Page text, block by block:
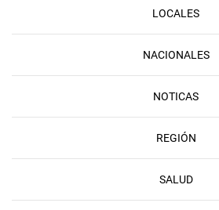
LOCALES
NACIONALES
NOTICAS
REGIÓN
SALUD